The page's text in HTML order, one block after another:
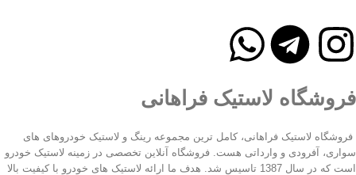
فروشگاه لاستیک فراهانی
فروشگاه لاستیک فراهانی، کامل ترین مجموعه رینگ و لاستیک خودروهای های
سواری، آفرودی و وارداتی هست. فروشگاه آنلاین تخصصی در زمینه لاستیک خودرو
است که در سال 1387 تاسیس شد. هدف ما ارائه لاستیک های خودرو با کیفیت بالا